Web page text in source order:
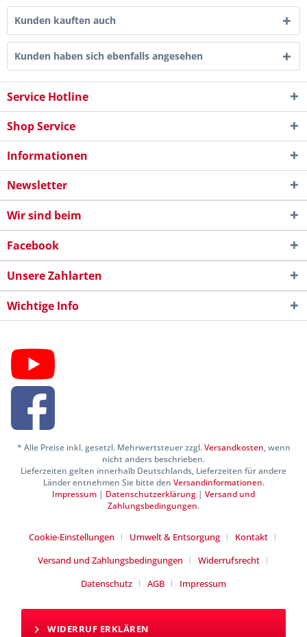
Kunden kauften auch
Kunden haben sich ebenfalls angesehen
Service Hotline
Shop Service
Informationen
Newsletter
Wir sind beim
Facebook
Unsere Zahlarten
Wichtige Info
* Alle Preise inkl. gesetzl. Mehrwertsteuer zzgl.Versandkosten, wenn
nicht anders beschrieben.
Lieferzeiten gelten innerhalb Deutschlands, Lieferzeiten für andere
Länder entnehmen Sie bitte den Versandinformationen.
Impressum | Datenschutzerklärung | Versand und
Zahlungsbedingungen.
Cookie-Einstellungen Umwelt & Entsorgung
Kontakt
Versand und Zahlungsbedingungen
Widerrufsrecht
Datenschutz
AGB Impressum
WIDERRUF ERKLÄREN